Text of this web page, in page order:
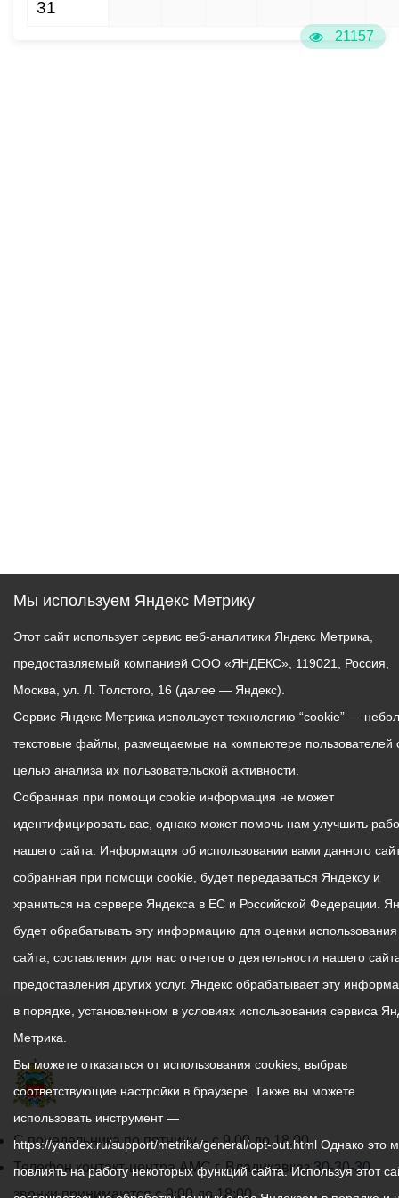
21157
31
График
работы
администрации
С понедельника по пятницу – с 9.00 до 18.00
Телефон контакт-центра АМС г. Владикавказ30-30-30
звонки принимаются с 9:00 до 18:00
Мы используем Яндекс Метрику
Этот сайт использует сервис веб-аналитики Яндекс Метрика,
предоставляемый компанией ООО «ЯНДЕКС», 119021, Россия,
Москва, ул. Л. Толстого, 16 (далее — Яндекс).
Сервис Яндекс Метрика использует технологию “cookie” —
текстовые файлы, размещаемые на компьютере пользователей
целью анализа их пользовательской активности.
Собранная при помощи cookie информация не может
идентифицировать вас, однако может помочь нам улучшить
нашего сайта. Информация об использовании вами данного
собранная при помощи cookie, будет передаваться Яндексу и
храниться на сервере Яндекса в ЕС и Российской Федерации.
будет обрабатывать эту информацию для оценки
сайта, составления для нас отчетов о деятельности нашего
предоставления других услуг. Яндекс обрабатывает эту
в порядке, установленном в условиях использования сервиса
Метрика.
Вы можете отказаться от использования cookies, выбрав
соответствующие настройки в браузере. Также вы можете
использовать инструмент —
https://yandex.ru/support/metrika/general/opt-out.html Однако это
повлиять на работу некоторых функций сайта. Используя этот